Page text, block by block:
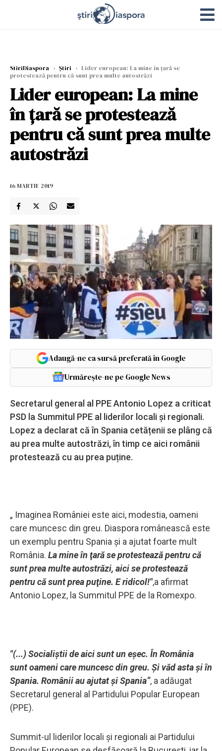
StiriDiaspora › Știri › Lider european: La mine în ţară se
protestează pentru că sunt prea multe autostrăzi
Lider european: La mine
în ţară se protestează
pentru că sunt prea multe
autostrăzi
16 MARTIE 2019
Adaugă-ne ca sursă preferată în Google
Urmărește-ne pe Google News
Secretarul general al PPE Antonio Lopez a criticat
PSD la Summitul PPE al liderilor locali și regionali.
Lopez a declarat că în Spania cetățenii se plâng că
au prea multe autostrăzi, în timp ce aici românii
protestează cu au prea puține.
„ Imaginea României este aici, modestia, oameni
care muncesc din greu. Diaspora românească este
un exemplu pentru Spania și a ajutat foarte mult
România. La mine în ţară se protestează pentru că
sunt prea multe autostrăzi, aici se protestează
pentru că sunt prea puţine. E ridicol!",a afirmat
Antonio Lopez, la Summitul PPE de la Romexpo.
"(...) Socialiştii de aici sunt un eşec. În România
sunt oameni care muncesc din greu. Şi văd asta şi în
Spania. Românii au ajutat şi Spania“, a adăugat
Secretarul general al Partidului Popular European
(PPE).
Summit-ul liderilor locali şi regionali ai Partidului